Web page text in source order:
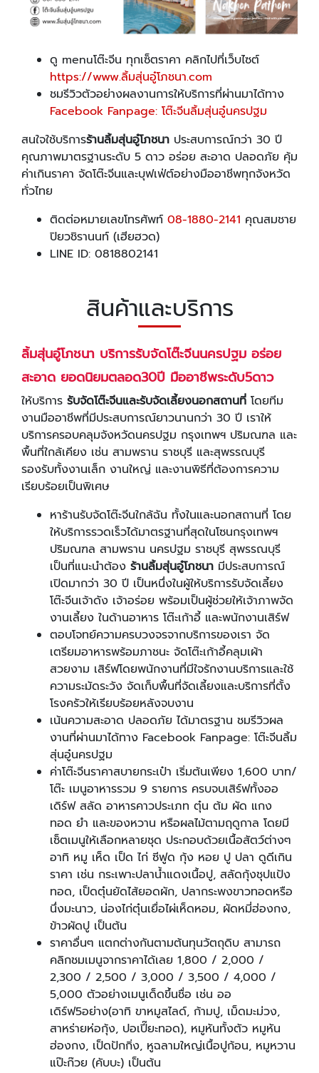
ดู menuโต๊ะจีน ทุกเซ็ตราคา คลิกไปที่เว็บไซต์
https://www.ลิ้มสุ่นอู๋โภชนา.com
ชมรีวิวตัวอย่างผลงานการให้บริการที่ผ่านมาได้ทาง
Facebook Fanpage: โต๊ะจีนลิ้มสุ่นอู๋นครปฐม
สนใจใช้บริการร้านลิ้มสุ่นอู๋โภชนา ประสบการณ์กว่า 30 ปี
คุณภาพมาตรฐานระดับ 5 ดาว อร่อย สะอาด ปลอดภัย คุ้ม
ค่าเกินราคา จัดโต๊ะจีนและบุฟเฟ่ต์อย่างมืออาชีพทุกจังหวัด
ทั่วไทย
ติดต่อหมายเลขโทรศัพท์ 08-1880-2141 คุณสมชาย
ปิยวชิรานนท์ (เฮียฮวด)
LINE ID: 0818802141
สินค้าและบริการ
ลิ้มสุ่นอู๋โภชนา บริการรับจัดโต๊ะจีนนครปฐม อร่อย
สะอาด ยอดนิยมตลอด30ปี มืออาชีพระดับ5ดาว
ให้บริการ รับจัดโต๊ะจีนและรับจัดเลี้ยงนอกสถานที่ โดยทีม
งานมืออาชีพที่มีประสบการณ์ยาวนานกว่า 30 ปี เราให้
บริการครอบคลุมจังหวัดนครปฐม กรุงเทพฯ ปริมณฑล และ
พื้นที่ใกล้เคียง เช่น สามพราน ราชบุรี และสุพรรณบุรี
รองรับทั้งงานเล็ก งานใหญ่ และงานพิธีที่ต้องการความ
เรียบร้อยเป็นพิเศษ
หาร้านรับจัดโต๊ะจีนใกล้ฉัน ทั้งในและนอกสถานที่ โดย
ให้บริการรวดเร็วได้มาตรฐานที่สุดในโซนกรุงเทพฯ
ปริมณฑล สามพราน นครปฐม ราชบุรี สุพรรณบุรี
เป็นที่แนะนำต้อง ร้านลิ้มสุ่นอู๋โภชนา มีประสบการณ์
เปิดมากว่า 30 ปี เป็นหนึ่งในผู้ให้บริการรับจัดเลี้ยง
โต๊ะจีนเจ้าดัง เจ้าอร่อย พร้อมเป็นผู้ช่วยให้เจ้าภาพจัด
งานเลี้ยง ในด้านอาหาร โต๊ะเก้าอี้ และพนักงานเสิร์ฟ
ตอบโจทย์ความครบวงจรจากบริการของเรา จัด
เตรียมอาหารพร้อมภาชนะ จัดโต๊ะเก้าอี้คลุมเผ้า
สวยงาม เสิร์ฟโดยพนักงานที่มีใจรักงานบริการและใช้
ความระมัดระวัง จัดเก็บพื้นที่จัดเลี้ยงและบริการที่ตั้ง
โรงครัวให้เรียบร้อยหลังจบงาน
เน้นความสะอาด ปลอดภัย ได้มาตรฐาน ชมรีวิวผล
งานที่ผ่านมาได้ทาง Facebook Fanpage: โต๊ะจีนลิ้ม
สุ่นอู๋นครปฐม
ค่าโต๊ะจีนราคาสบายกระเป๋า เริ่มต้นเพียง 1,600 บาท/
โต๊ะ เมนูอาหารรวม 9 รายการ ครบจบเสิร์ฟทั้งออ
เดิร์ฟ สลัด อาหารคาวประเภท ตุ๋น ต้ม ผัด แกง
ทอด ยำ และของหวาน หรือผลไม้ตามฤดูกาล โดยมี
เซ็ตเมนูให้เลือกหลายชุด ประกอบด้วยเนื้อสัตว์ต่างๆ
อาทิ หมู เห็ด เป็ด ไก่ ซีฟูด กุ้ง หอย ปู ปลา ดูดีเกิน
ราคา เช่น กระเพาะปลาน้ำแดงเนื้อปู, สลัดกุ้งชุปแป้ง
ทอด, เป็ดตุ๋นยัดไส้ยอดผัก, ปลากระพงขาวทอดหรือ
นึ่งมะนาว, น่องไก่ตุ๋นเยื่อไผ่เห็ดหอม, ผัดหมี่ฮ่องกง,
ข้าวผัดปู เป็นต้น
ราคาอื่นๆ แตกต่างกันตามต้นทุนวัตถุดิบ สามารถ
คลิกชมเมนูจากราคาได้เลย 1,800 / 2,000 /
2,300 / 2,500 / 3,000 / 3,500 / 4,000 /
5,000 ตัวอย่างเมนูเด็ดขึ้นชื่อ เช่น ออ
เดิร์ฟ5อย่าง(อาทิ ขาหมูสไลด์, ก้ามปู, เม็ดมะม่วง,
สาหร่ายห่อกุ้ง, ปอเปี๊ยะทอด), หมูหันทั้งตัว หมูหัน
ฮ่องกง, เป็ดปักกิ่ง, หูฉลามใหญ่เนื้อปูก้อน, หมูหวาน
แป๊ะก๊วย (คับบะ) เป็นต้น